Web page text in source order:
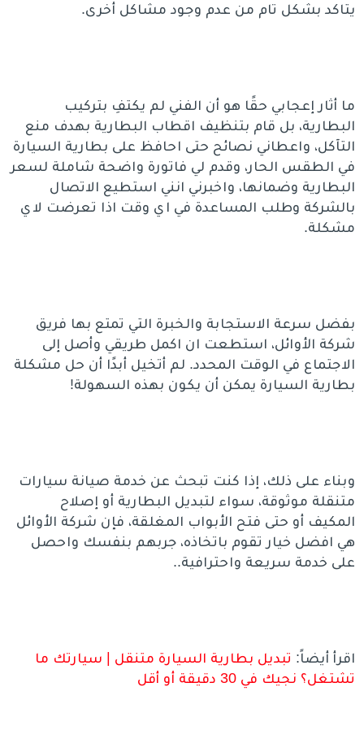
يتاكد بشكل تام من عدم وجود مشاكل أخرى.
ما أثار إعجابي حقًا هو أن الفني لم يكتفِ بتركيب
البطارية، بل قام بتنظيف اقطاب البطارية بهدف منع
التآكل، واعطاني نصائح حتى احافظ على بطارية السيارة
في الطقس الحار، وقدم لي فاتورة واضحة شاملة لسعر
البطارية وضمانها، واخبرني انني استطيع الاتصال
بالشركة وطلب المساعدة في اي وقت اذا تعرضت لاي
مشكلة.
بفضل سرعة الاستجابة والخبرة التي تمتع بها فريق
شركة الأوائل، استطعت ان اكمل طريقي وأصل إلى
الاجتماع في الوقت المحدد. لم أتخيل أبدًا أن حل مشكلة
بطارية السيارة يمكن أن يكون بهذه السهولة!
وبناء على ذلك، إذا كنت تبحث عن خدمة صيانة سيارات
متنقلة موثوقة، سواء لتبديل البطارية أو إصلاح
المكيف أو حتى فتح الأبواب المغلقة، فإن شركة الأوائل
هي افضل خيار تقوم باتخاذه، جربهم بنفسك واحصل
على خدمة سريعة واحترافية..
اقرأ أيضاً: تبديل بطارية السيارة متنقل | سيارتك ما
تشتغل؟ نجيك في 30 دقيقة أو أقل